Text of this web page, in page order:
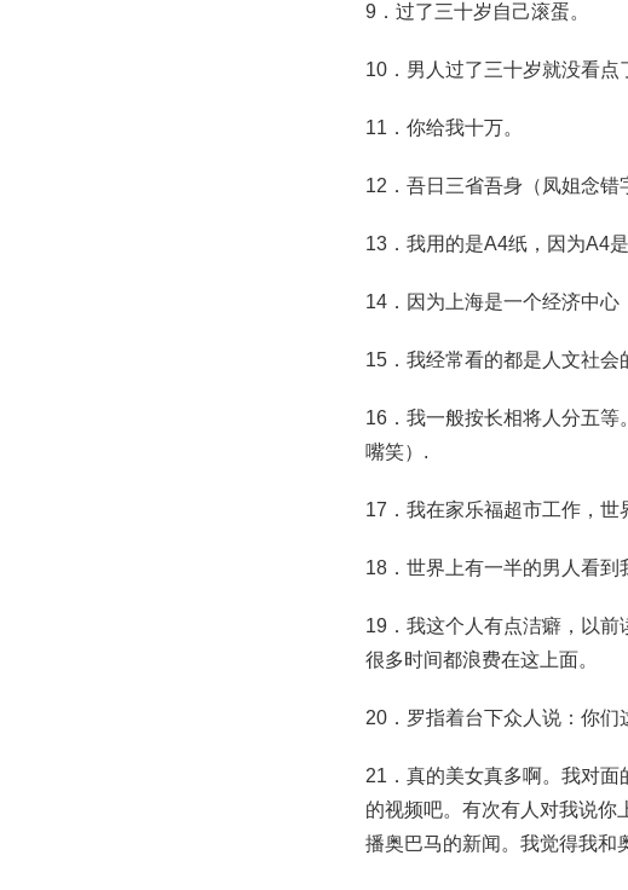
9．过了三十岁自己滚蛋。
10．男人过了三十岁就没看点
11．你给我十万。
12．吾日三省吾身（凤姐念错
13．我用的是A4纸，因为A4
14．因为上海是一个经济中心
15．我经常看的都是人文社会
16．我一般按长相将人分五
嘴笑）.
17．我在家乐福超市工作，世
18．世界上有一半的男人看到
19．我这个人有点洁癖，以
很多时间都浪费在这上面。
20．罗指着台下众人说：你
21．真的美女真多啊。我对
的视频吧。有次有人对我说你
播奥巴马的新闻。我觉得我和